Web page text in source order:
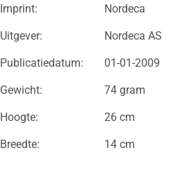
Imprint: Nordeca
Uitgever: Nordeca AS
Publicatiedatum: 01-01-2009
Gewicht: 74 gram
Hoogte: 26 cm
Breedte: 14 cm